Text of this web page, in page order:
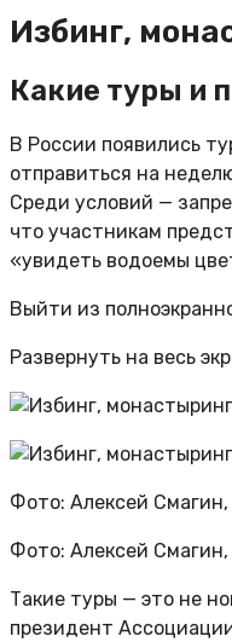
Избинг,
Какие туры и
В России появились
отправиться на
Среди условий —
что участникам
«увидеть водоемы
Выйти из
Развернуть на весь
Фото: Алексей
Фото: Алексей
Такие туры — это не
президент